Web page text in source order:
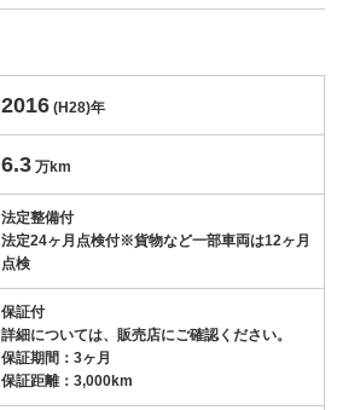
2016 (H28)年
6.3 万km
法定整備付
法定24ヶ月点検付※貨物など一部車両は12ヶ月
点検
保証付
詳細については、販売店にご確認ください。
保証期間：3ヶ月
保証距離：3,000km